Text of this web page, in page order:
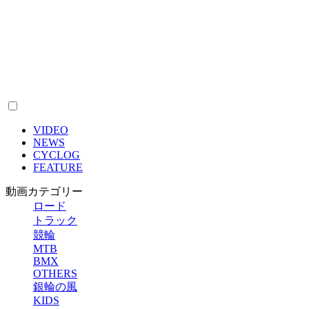
VIDEO
NEWS
CYCLOG
FEATURE
動画カテゴリー
ロード
トラック
競輪
MTB
BMX
OTHERS
銀輪の風
KIDS